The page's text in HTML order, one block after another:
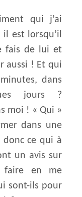
qui j’ai
est lorsqu’il
fais de lui et
aussi ! Et qui
dans
jours ?
moi ! « Qui »
dans une
donc ce qui à
un avis sur
en me
sont-ils pour